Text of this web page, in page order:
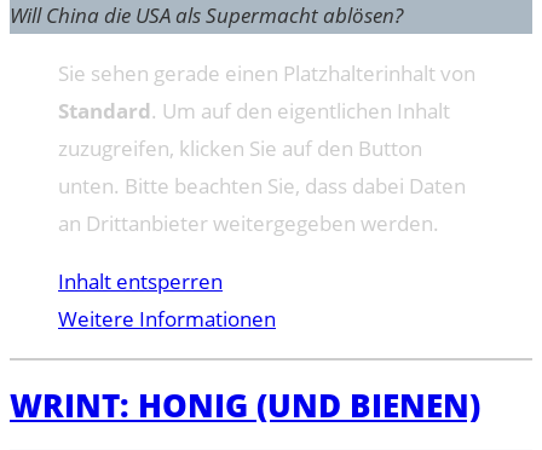
Will China die USA als Supermacht ablösen?
Sie sehen gerade einen Platzhalterinhalt von
Standard. Um auf den eigentlichen Inhalt
zuzugreifen, klicken Sie auf den Button
unten. Bitte beachten Sie, dass dabei Daten
an Drittanbieter weitergegeben werden.
Inhalt entsperren
Weitere Informationen
WRINT: HONIG (UND BIENEN)